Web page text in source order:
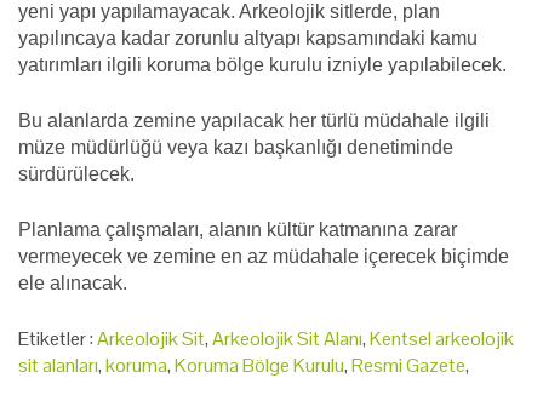
yeni yapı yapılamayacak. Arkeolojik sitlerde, plan
yapılıncaya kadar zorunlu altyapı kapsamındaki kamu
yatırımları ilgili koruma bölge kurulu izniyle yapılabilecek.
Bu alanlarda zemine yapılacak her türlü müdahale ilgili
müze müdürlüğü veya kazı başkanlığı denetiminde
sürdürülecek.
Planlama çalışmaları, alanın kültür katmanına zarar
vermeyecek ve zemine en az müdahale içerecek biçimde
ele alınacak.
Etiketler :Arkeolojik Sit,Arkeolojik Sit Alanı,Kentsel arkeolojik
sit alanları,koruma,Koruma Bölge Kurulu,Resmi Gazete,